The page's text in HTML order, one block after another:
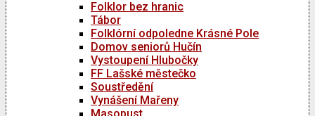
Folklor bez hranic
Tábor
Folklórní odpoledne Krásné Pole
Domov seniorů Hučín
Vystoupení Hlubočky
FF Lašské městečko
Soustředění
Vynášení Mařeny